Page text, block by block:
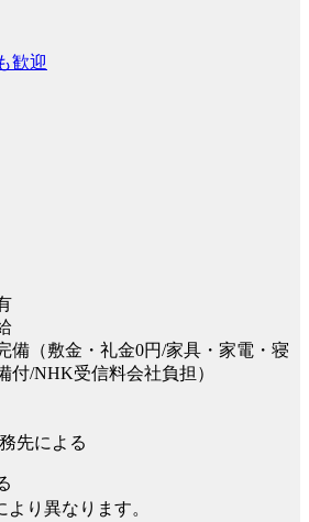
歓迎
備（敷金・礼金0円/家具・家電・寝
付/NHK受信料会社負担）
先による
り異なります。